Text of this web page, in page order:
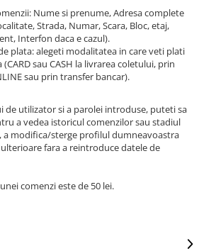
Nume si prenume, Adresa complete
Strada, Numar, Scara, Bloc, etaj,
Interfon daca e cazul).
plata: alegeti modalitatea in care veti plati
sau CASH la livrarea coletului, prin
sau prin transfer bancar).
de utilizator si a parolei introduse, puteti sa
a vedea istoricul comenzilor sau stadiul
a modifica/sterge profilul dumneavoastra
fara a reintroduce datele de
comenzi este de 50 lei.